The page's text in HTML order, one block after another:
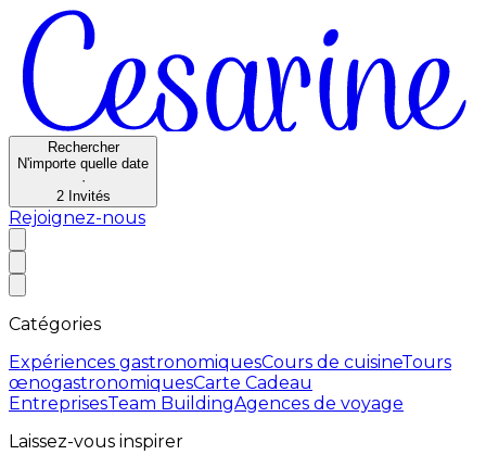
Rechercher
N'importe quelle date
·
2 Invités
Rejoignez-nous
Catégories
Expériences gastronomiquesCours de cuisineTours
œnogastronomiquesCarte Cadeau
EntreprisesTeam BuildingAgences de voyage
Laissez-vous inspirer